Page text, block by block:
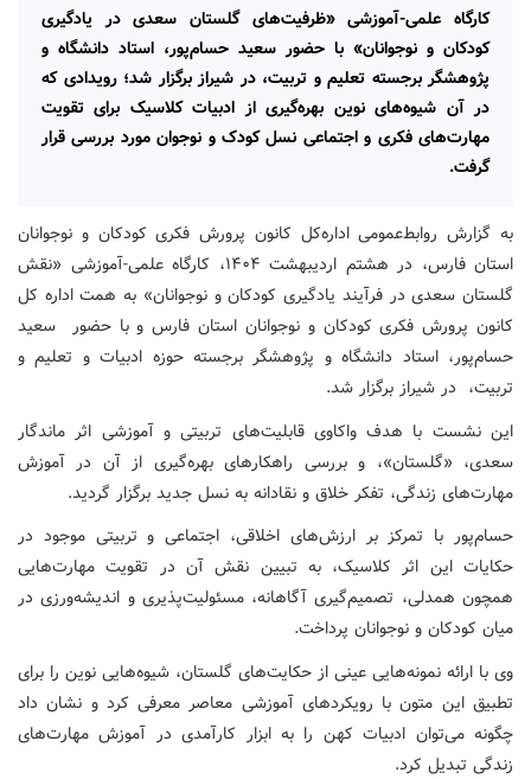
کارگاه علمی-آموزشی «ظرفیت‌های گلستان سعدی در یادگیری
کودکان و نوجوانان» با حضور سعید حسام‌پور، استاد دانشگاه و
پژوهشگر برجسته تعلیم و تربیت، در شیراز برگزار شد؛ رویدادی که
در آن شیوه‌های نوین بهره‌گیری از ادبیات کلاسیک برای تقویت
مهارت‌های فکری و اجتماعی نسل کودک و نوجوان مورد بررسی قرار
گرفت.
به گزارش روابط‌عمومی اداره‌کل کانون پرورش فکری کودکان و نوجوانان
استان فارس، در هشتم اردیبهشت ۱۴۰۴، کارگاه علمی-آموزشی «نقش
گلستان سعدی در فرآیند یادگیری کودکان و نوجوانان» به همت اداره کل
کانون پرورش فکری کودکان و نوجوانان استان فارس و با حضور سعید
حسام‌پور، استاد دانشگاه و پژوهشگر برجسته حوزه ادبیات و تعلیم و
تربیت، در شیراز برگزار شد.
این نشست با هدف واکاوی قابلیت‌های تربیتی و آموزشی اثر ماندگار
سعدی، «گلستان»، و بررسی راهکارهای بهره‌گیری از آن در آموزش
مهارت‌های زندگی، تفکر خلاق و نقادانه به نسل جدید برگزار گردید.
حسام‌پور با تمرکز بر ارزش‌های اخلاقی، اجتماعی و تربیتی موجود در
حکایات این اثر کلاسیک، به تبیین نقش آن در تقویت مهارت‌هایی
همچون همدلی، تصمیم‌گیری آگاهانه، مسئولیت‌پذیری و اندیشه‌ورزی در
میان کودکان و نوجوانان پرداخت.
وی با ارائه نمونه‌هایی عینی از حکایت‌های گلستان، شیوه‌هایی نوین را برای
تطبیق این متون با رویکردهای آموزشی معاصر معرفی کرد و نشان داد
چگونه می‌توان ادبیات کهن را به ابزار کارآمدی در آموزش مهارت‌های
زندگی تبدیل کرد.